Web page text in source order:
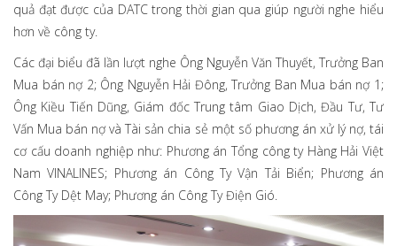
quả đạt được của DATC trong thời gian qua giúp người nghe hiểu
hơn về công ty.
Các đại biểu đã lần lượt nghe Ông Nguyễn Văn Thuyết, Trưởng Ban
Mua bán nợ 2; Ông Nguyễn Hải Đông, Trưởng Ban Mua bán nợ 1;
Ông Kiều Tiến Dũng, Giám đốc Trung tâm Giao Dịch, Đầu Tư, Tư
Vấn Mua bán nợ và Tài sản chia sẻ một số phương án xử lý nợ, tái
cơ cấu doanh nghiệp như: Phương án Tổng công ty Hàng Hải Việt
Nam VINALINES; Phương án Công Ty Vận Tải Biển; Phương án
Công Ty Dệt May; Phương án Công Ty Điện Gió.